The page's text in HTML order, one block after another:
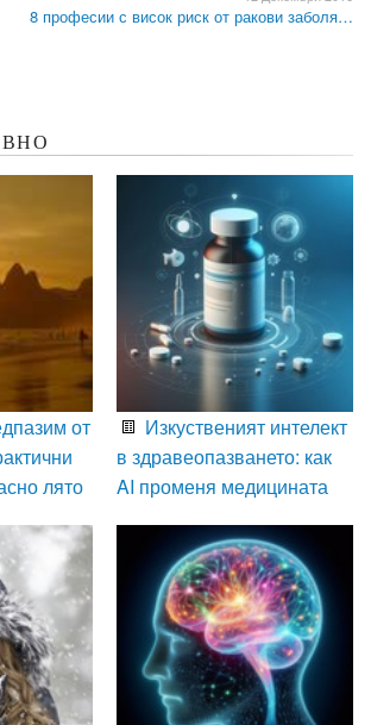
8 професии с висок риск от ракови заболя…
от
лято
Изкуственият интелект
в здравеопазването: как
AI променя медицината